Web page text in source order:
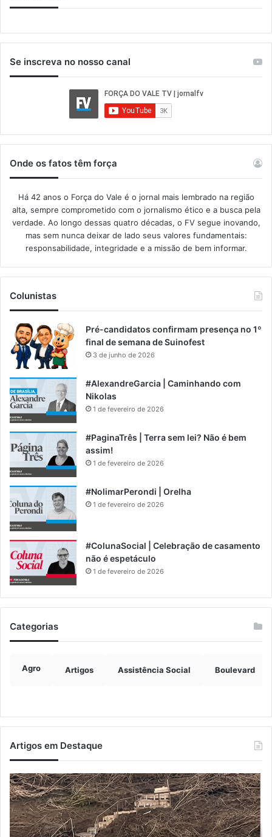
Se inscreva no nosso canal
Onde os fatos têm força
Há 42 anos o Força do Vale é o jornal mais lembrado na região
alta, sempre comprometido com o jornalismo ético e a busca pela
verdade. Ao longo dessas quatro décadas, o FV segue inovando,
mas sem nunca deixar de lado seus valores fundamentais:
responsabilidade, integridade e a missão de bem informar.​
Colunistas
Pré-candidatos confirmam presença no 1º
final de semana de Suinofest
3 de junho de 2026
#AlexandreGarcia | Caminhando com
Nikolas
1 de fevereiro de 2026
#PaginaTrês | Terra sem lei? Não é bem
assim!
1 de fevereiro de 2026
#NolimarPerondi | Orelha
1 de fevereiro de 2026
#ColunaSocial | Celebração de casamento
não é espetáculo
1 de fevereiro de 2026
Categorias
Agro Artigos Assistência Social Boulevard
Artigos em Destaque
Turisvales
2026
recebe
1200
profissionais